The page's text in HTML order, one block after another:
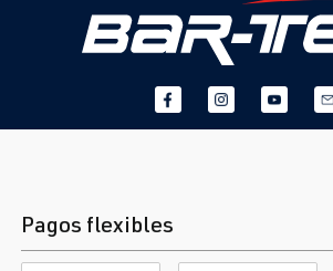
Pagos flexibles